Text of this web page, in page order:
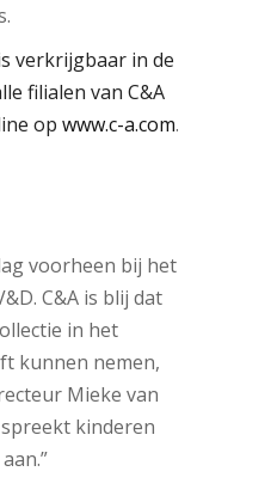
verkrijgbaar in de
filialen van C&A
op www.c-a.com.
voorheen bij het
C&A is blij dat
in het
kunnen nemen,
Mieke van
kinderen